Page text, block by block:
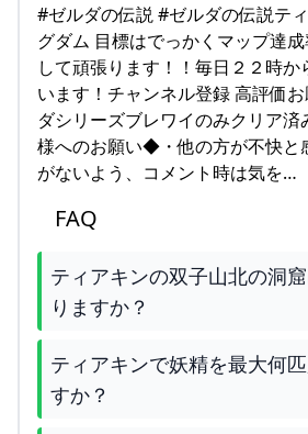
#ゼルダの伝説 #ゼルダの伝説テ
グダム 目標はでっかくマップ達
して頑張ります！！毎日２２時か
います！チャンネル登録 高評価
ダシリーズブレワイのみクリア
様へのお願い◆・他の方が不快と
がないよう、コメント時は気を…
FAQ
ティアキンの双子山北の洞
りますか？
ティアキンで妖精を最大何
すか？